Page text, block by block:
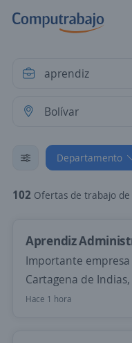
Departamento
102 Ofertas de trabajo de
Aprendiz
Importante
Cartagena de
Hace 1 hora